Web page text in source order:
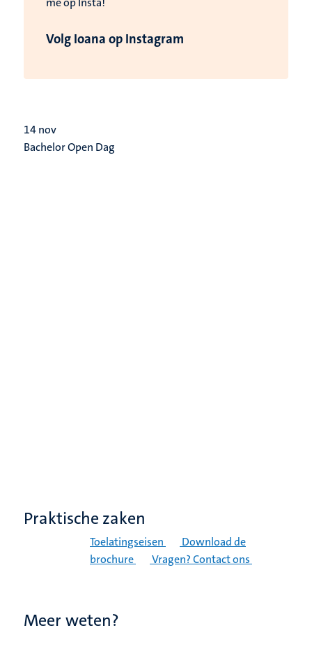
Volg Ioana op Instagram
14nov
Bachelor Open Dag
Praktische zaken
Toelatingseisen
Download de
brochure
Vragen? Contact ons
Meer weten?